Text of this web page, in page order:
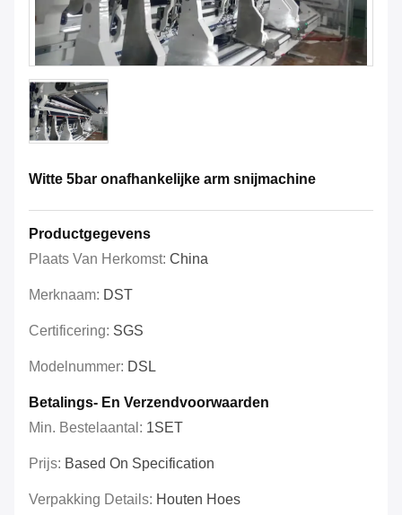
Witte 5bar onafhankelijke arm snijmachine
Productgegevens
Plaats Van Herkomst: China
Merknaam: DST
Certificering: SGS
Modelnummer: DSL
Betalings- En Verzendvoorwaarden
Min. Bestelaantal: 1SET
Prijs: Based On Specification
Verpakking Details: Houten Hoes